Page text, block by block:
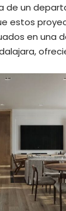
de un
estos
en una